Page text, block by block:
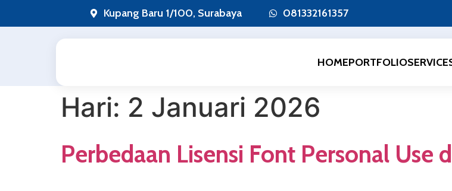
Kupang Baru 1/100, Surabaya 081332161357
HOMEPORTFOLIO
Hari: 2 Januari 2026
Perbedaan Lisensi Font Personal Use